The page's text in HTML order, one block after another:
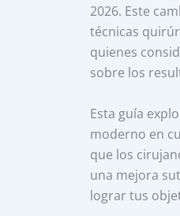
2026. Este
técnicas
quienes
sobre los
Esta guía
moderno en
que los
una mejora
lograr tus